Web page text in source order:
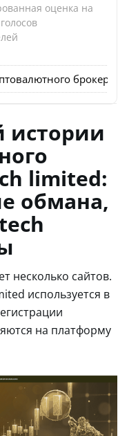
оценка на
брокера Its
истории
limited:
обмана,
несколько сайтов.
используется в
на платформу